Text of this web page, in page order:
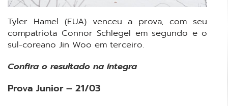
Tyler Hamel (EUA) venceu a prova, com seu
compatriota Connor Schlegel em segundo e o
sul-coreano Jin Woo em terceiro.
Confira o resultado na íntegra
Prova Junior – 21/03